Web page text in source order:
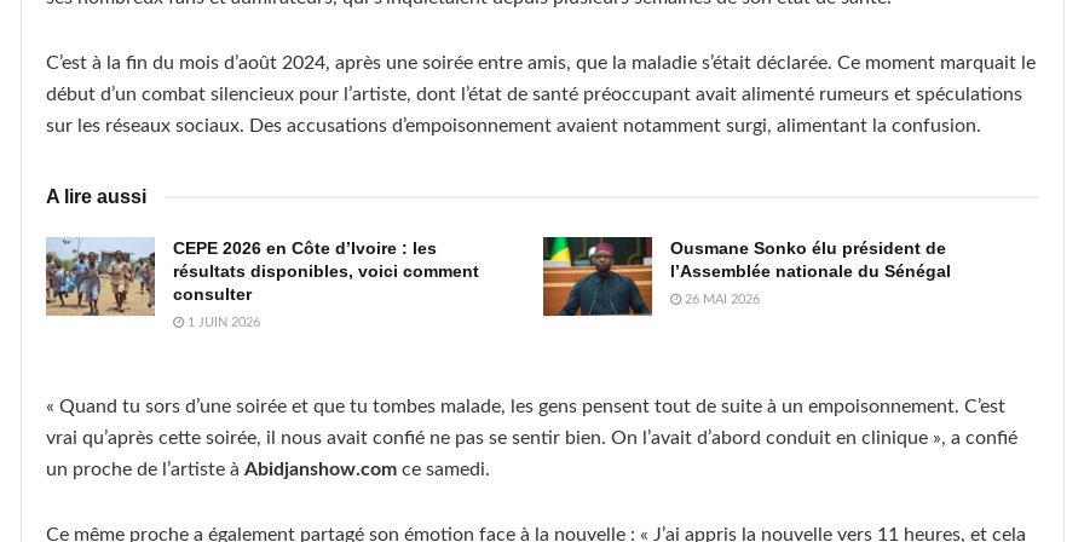
C’est à la fin du mois d’août 2024, après une soirée entre amis, que la maladie s’était déclarée. Ce moment marquait le
début d’un combat silencieux pour l’artiste, dont l’état de santé préoccupant avait alimenté rumeurs et spéculations
sur les réseaux sociaux. Des accusations d’empoisonnement avaient notamment surgi, alimentant la confusion.
A lire aussi
CEPE 2026 en Côte d’Ivoire : les
résultats disponibles, voici comment
consulter
1 JUIN 2026
Ousmane Sonko élu président de
l’Assemblée nationale du Sénégal
26 MAI 2026
« Quand tu sors d’une soirée et que tu tombes malade, les gens pensent tout de suite à un empoisonnement. C’est
vrai qu’après cette soirée, il nous avait confié ne pas se sentir bien. On l’avait d’abord conduit en clinique », a confié
un proche de l’artiste à Abidjanshow.com ce samedi.
Ce même proche a également partagé son émotion face à la nouvelle : « J’ai appris la nouvelle vers 11 heures, et cela